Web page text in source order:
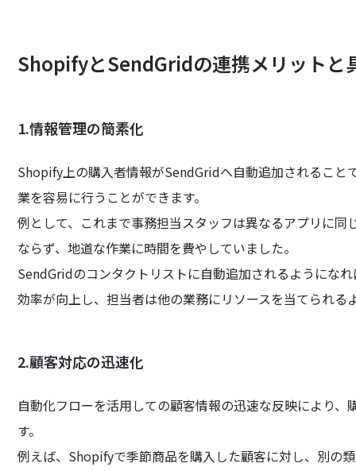
ShopifyとSendGridの連携メリットと
1.情報管理の簡素化
Shopify上の購入者情報がSendGridへ自動追加されること
業を容易に行うことができます。
例として、これまで事務担当スタッフは異なるアプリに
ならず、地道な作業に時間を費やしていました。
SendGridのコンタクトリストに自動追加されるようにな
効率が向上し、担当者は他の業務にリソースを当てられる
2.顧客対応の迅速化
自動化フローを活用しての顧客情報の迅速な反映により
す。
例えば、Shopifyで季節商品を購入した顧客に対し、別の